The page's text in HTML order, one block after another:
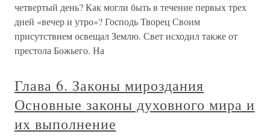
четвертый день? Как могли быть в течение первых трех
дней «вечер и утро»? Господь Творец Своим
присутствием освещал Землю. Свет исходил также от
престола Божьего. На
Глава 6. Законы мироздания
Основные законы духовного мира и
их выполнение